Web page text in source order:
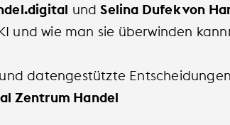
undSelina Dufek von
und wie man sie überwinden
datengestützte
Zentrum Handel